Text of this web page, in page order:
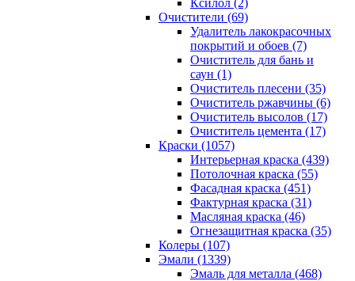
Ксилол (2)
Очистители (69)
Удалитель лакокрасочных
покрытий и обоев (7)
Очиститель для бань и
саун (1)
Очиститель плесени (35)
Очиститель ржавчины (6)
Очиститель высолов (17)
Очиститель цемента (17)
Краски (1057)
Интерьерная краска (439)
Потолочная краска (55)
Фасадная краска (451)
Фактурная краска (31)
Масляная краска (46)
Огнезащитная краска (35)
Колеры (107)
Эмали (1339)
Эмаль для металла (468)